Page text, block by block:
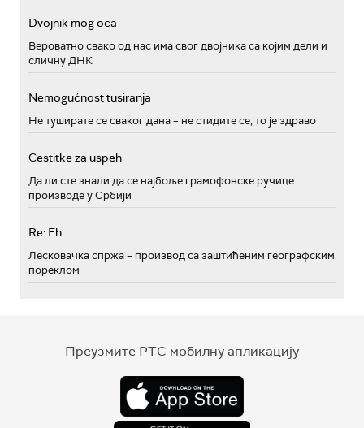
Dvojnik mog oca
Вероватно свако од нас има свог двојника са којим дели и
сличну ДНК
Nemogućnost tusiranja
Не туширате се сваког дана – не стидите се, то је здраво
Cestitke za uspeh
Да ли сте знали да се најбоље грамофонске ручице
производе у Србији
Re: Eh...
Лесковачка спржа – производ са заштићеним географским
пореклом
Преузмите РТС мобилну апликацију